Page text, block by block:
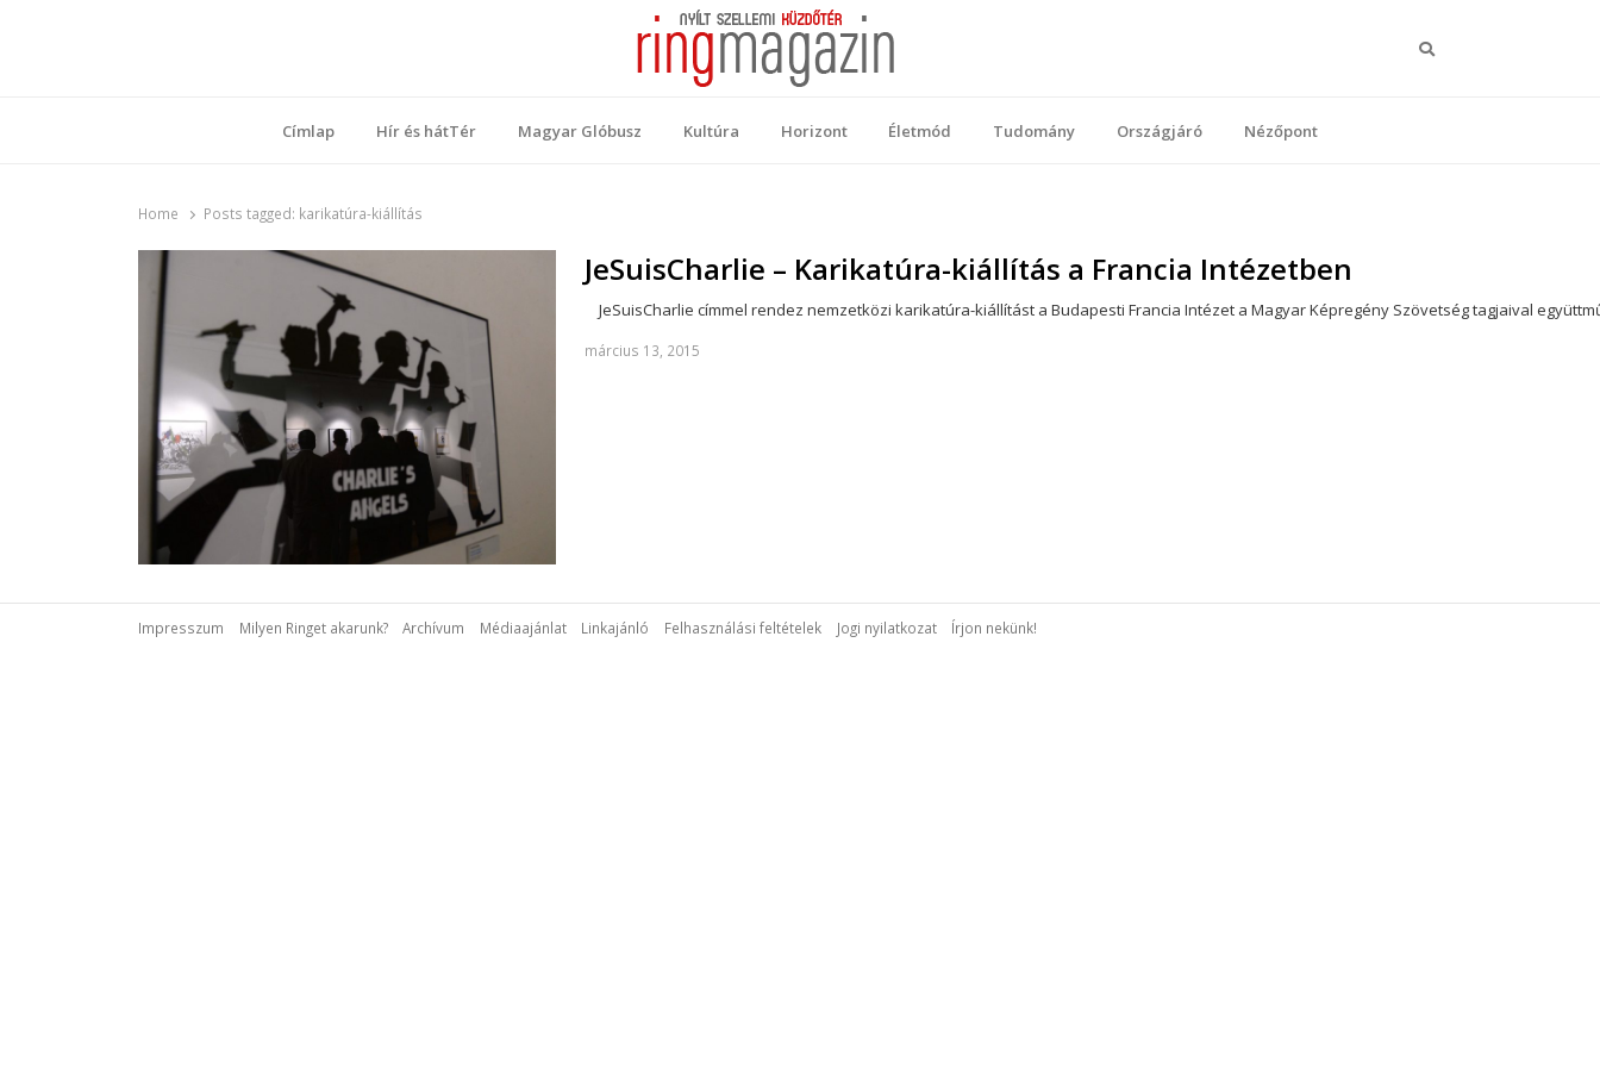
Címlap Hír és hátTér Magyar Glóbusz Kultúra Horizont Életmód Tudomány Országjáró Nézőpont
Home Posts tagged: karikatúra-kiállítás
JeSuisCharlie – Karikatúra-kiállítás a Francia Intézetben
JeSuisCharlie címmel rendez nemzetközi karikatúra-kiállítást a Budapesti Francia Intézet a Magyar Képregény Szövetség tagjaival
március 13, 2015
Impresszum Milyen Ringet akarunk? Archívum Médiaajánlat Linkajánló Felhasználási feltételek Jogi nyilatkozat Írjon nekünk!